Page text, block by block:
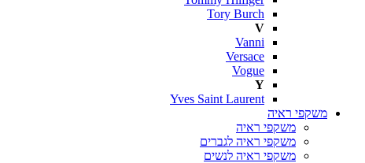
Tory Burch
V
Vanni
Versace
Vogue
Y
Yves Saint Laurent
משקפי ראיה
משקפי ראיה
משקפי ראיה לגברים
משקפי ראיה לנשים